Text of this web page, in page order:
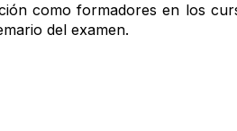
como formadores en los
del examen.